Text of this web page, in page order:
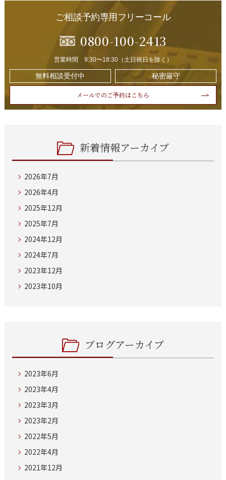
ご相談予約専用フリーコール
0800-100-2413
営業時間 9:30〜18:30（土日祝日を除く）
無料相談受付中 秘密厳守
メールでのご予約はこちら
新着情報アーカイブ
2026年7月
2026年4月
2025年12月
2025年7月
2024年12月
2024年7月
2023年12月
2023年10月
ブログアーカイブ
2023年6月
2023年4月
2023年3月
2023年2月
2022年5月
2022年4月
2021年12月